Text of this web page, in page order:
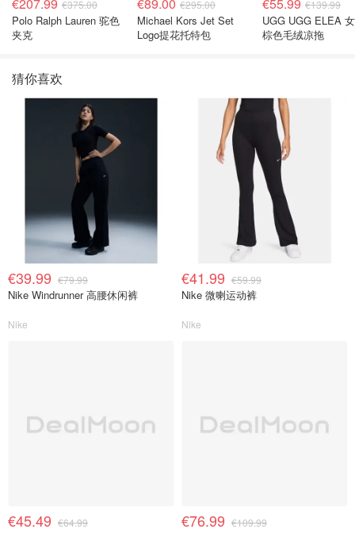
€375.00
Polo Ralph Lauren 驼色
夹克
€295.00
Michael Kors Jet Set
Logo提花托特包
€139.99
UGG UGG ELEA
棕色毛绒凉拖
猜你喜欢
€39.99 €79.99
Nike Windrunner 高腰休闲裤
Nike
€41.99 €59.99
Nike 微喇运动裤
Nike
€45.49 €64.99 €76.99 €109.99